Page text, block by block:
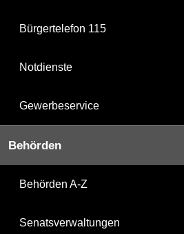
Bürgertelefon 115
Notdienste
Gewerbeservice
Behörden
Behörden A-Z
Senatsverwaltungen